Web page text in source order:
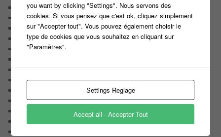
Le Casteur Masqué !
Le courrier des lecteurs
Le journal de bord du Blog
Les articles de Lora
Les derniers castings
Les indiscrétions de la petite souris
Les infos du net
LES INTRIGUES DE MILADY
Les pages du blog
Les pages réservées aux abonnées
Les papiers du journaliste Masqué
you want by clicking "Settings". Nous servons des
cookies. Si vous pensez que c'est ok, cliquez simplement
sur "Accepter tout". Vous pouvez également choisir le
type de cookies que vous souhaitez en cliquant sur
"Paramètres".
Settings Reglage
Accept all - Accepter Tout